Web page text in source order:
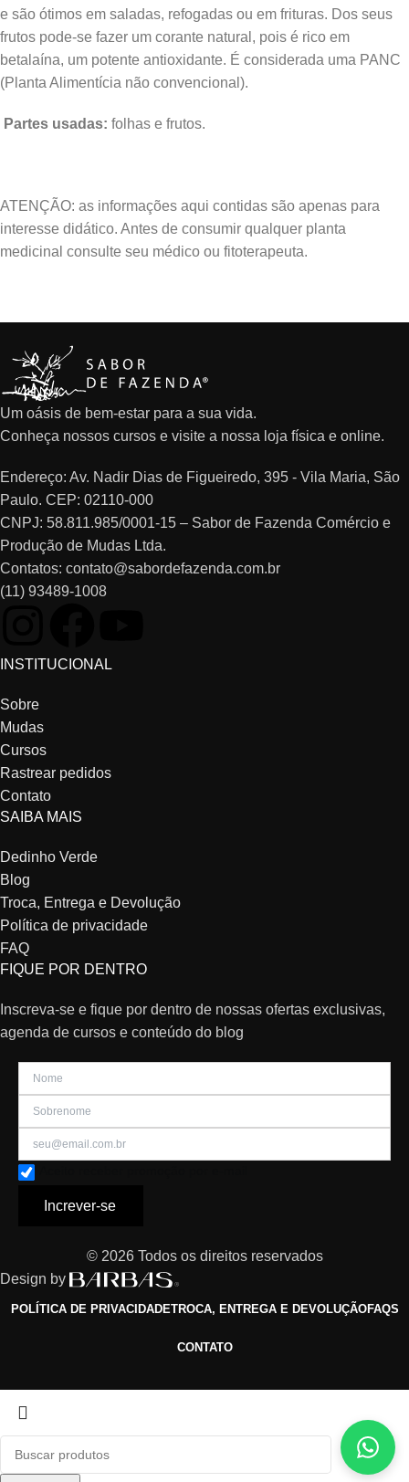
e são ótimos em saladas, refogadas ou em frituras. Dos seus
frutos pode-se fazer um corante natural, pois é rico em
betalaína, um potente antioxidante. É considerada uma PANC
(Planta Alimentícia não convencional).
Partes usadas: folhas e frutos.
ATENÇÃO: as informações aqui contidas são apenas para
interesse didático. Antes de consumir qualquer planta
medicinal consulte seu médico ou fitoterapeuta.
Um oásis de bem-estar para a sua vida.
Conheça nossos cursos e visite a nossa loja física e online.
Endereço: Av. Nadir Dias de Figueiredo, 395 - Vila Maria, São
Paulo. CEP: 02110-000
CNPJ: 58.811.985/0001-15 – Sabor de Fazenda Comércio e
Produção de Mudas Ltda.
Contatos: contato@sabordefazenda.com.br
(11) 93489-1008
INSTITUCIONAL
Sobre
Mudas
Cursos
Rastrear pedidos
Contato
SAIBA MAIS
Dedinho Verde
Blog
Troca, Entrega e Devolução
Política de privacidade
FAQ
FIQUE POR DENTRO
Inscreva-se e fique por dentro de nossas ofertas exclusivas,
agenda de cursos e conteúdo do blog
Increver-se
© 2026 Todos os direitos reservados
Design by
POLÍTICA DE PRIVACIDADETROCA, ENTREGA E DEVOLUÇÃOFAQS
CONTATO